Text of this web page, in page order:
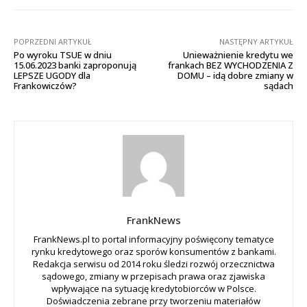
POPRZEDNI ARTYKUŁ
Po wyroku TSUE w dniu
15.06.2023 banki zaproponują
LEPSZE UGODY dla
Frankowiczów?
NASTĘPNY ARTYKUŁ
Unieważnienie kredytu we
frankach BEZ WYCHODZENIA Z
DOMU – idą dobre zmiany w
sądach
FrankNews
FrankNews.pl to portal informacyjny poświęcony tematyce
rynku kredytowego oraz sporów konsumentów z bankami.
Redakcja serwisu od 2014 roku śledzi rozwój orzecznictwa
sądowego, zmiany w przepisach prawa oraz zjawiska
wpływające na sytuację kredytobiorców w Polsce.
Doświadczenia zebrane przy tworzeniu materiałów